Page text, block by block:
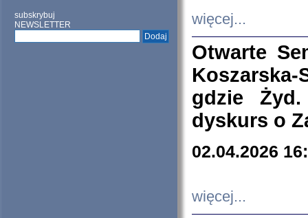
subskrybuj
NEWSLETTER
więcej...
Otwarte
Koszarska-
gdzie
dyskurs o
02.04.2026
więcej...